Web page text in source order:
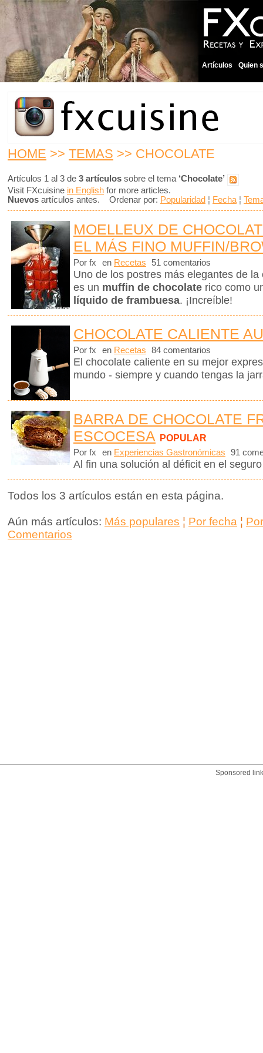
Artículos Quien
HOME >> TEMAS >> CHOCOLATE
Artículos 1 al 3 de 3 artículos sobre el tema ‘Chocolate’
Visit FXcuisine in English for more articles.
Nuevos artículos antes. Ordenar por: Popularidad ¦ Fecha ¦
MOELLEUX DE
EL MÁS FINO MUFFIN/
Por fx en Recetas 51 comentarios
Uno de los postres más elegantes de
es un muffin de chocolate rico como
líquido de frambuesa. ¡Increíble!
CHOCOLATE CALIENTE
Por fx en Recetas 84 comentarios
El chocolate caliente en su mejor
mundo - siempre y cuando tengas la
BARRA DE CHOCOLATE
ESCOCESA POPULAR
Por fx en Experiencias Gastronómicas 91
Al fin una solución al déficit en el
Todos los 3 artículos están en esta página.
Aún más artículos: Más populares ¦ Por fecha ¦
Comentarios
Sponsored